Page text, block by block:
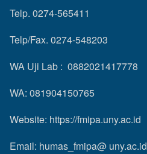
Telp. 0274-565411
Telp/Fax. 0274-548203
WA Uji Lab : 0882021417778
WA: 081904150765
Website: https://fmipa.uny.ac.id
Email: humas_fmipa@ uny.ac.id